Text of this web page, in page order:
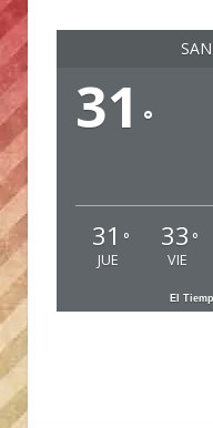
31 °
31 °
JUE
33 °
VIE
El